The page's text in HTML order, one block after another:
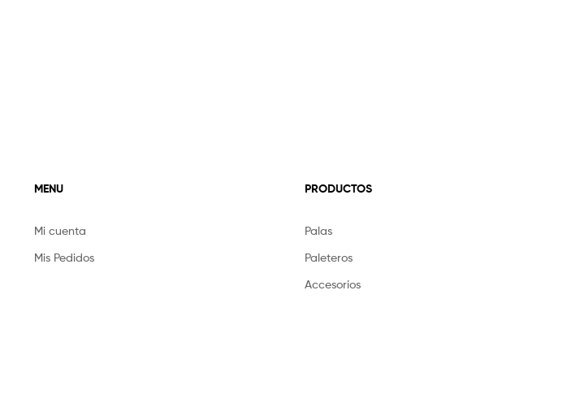
MENU
Mi cuenta
Mis Pedidos
PRODUCTOS
Palas
Paleteros
Accesorios